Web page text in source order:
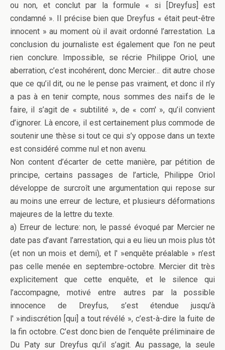
ou non, et conclut par la formule « si [Dreyfus] est
condamné ». Il précise bien que Dreyfus « était peut-être
innocent » au moment où il avait ordonné l’arrestation. La
conclusion du journaliste est également que l’on ne peut
rien conclure. Impossible, se récrie Philippe Oriol, une
aberration, c’est incohérent, donc Mercier… dit autre chose
que ce qu’il dit, ou ne le pense pas vraiment, et donc il n’y
a pas à en tenir compte, nous sommes des naïfs de le
faire, il s’agit de « subtilité », de « com' », qu’il convient
d’ignorer. Là encore, il est certainement plus commode de
soutenir une thèse si tout ce qui s’y oppose dans un texte
est considéré comme nul et non avenu.
Non content d’écarter de cette manière, par pétition de
principe, certains passages de l’article, Philippe Oriol
développe de surcroît une argumentation qui repose sur
au moins une erreur de lecture, et plusieurs déformations
majeures de la lettre du texte.
a) Erreur de lecture: non, le passé évoqué par Mercier ne
date pas d’avant l’arrestation, qui a eu lieu un mois plus tôt
(et non un mois et demi), et l' »enquête préalable » n’est
pas celle menée en septembre-octobre. Mercier dit très
explicitement que cette enquête, et le silence qui
l’accompagne, motivé entre autres par la possible
innocence de Dreyfus, s’est étendue jusqu’à
l' »indiscrétion [qui] a tout révélé », c’est-à-dire la fuite de
la fin octobre. C’est donc bien de l’enquête préliminaire de
Du Paty sur Dreyfus qu’il s’agit. Au passage, la seule